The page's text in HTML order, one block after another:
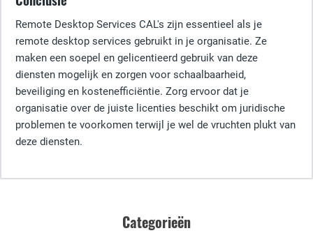
Remote Desktop Services CAL's zijn essentieel als je
remote desktop services gebruikt in je organisatie. Ze
maken een soepel en gelicentieerd gebruik van deze
diensten mogelijk en zorgen voor schaalbaarheid,
beveiliging en kostenefficiëntie. Zorg ervoor dat je
organisatie over de juiste licenties beschikt om juridische
problemen te voorkomen terwijl je wel de vruchten plukt van
deze diensten.
Categorieën